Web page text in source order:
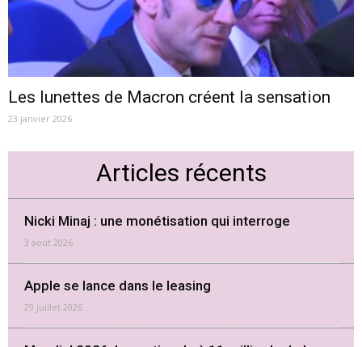
Les lunettes de Macron créent la sensation
23 janvier 2026
Articles récents
Nicki Minaj : une monétisation qui interroge
3 août 2026
Apple se lance dans le leasing
29 juillet 2026